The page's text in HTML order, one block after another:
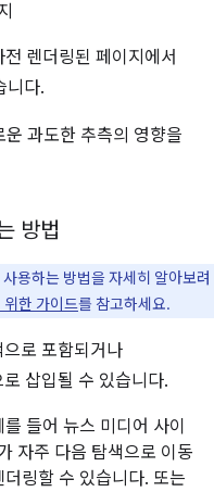
렌더링된 페이지에서
니다.
과도한 추측의 영향을
방법
용하는 방법을 자세히 알아보려
위한 가이드를 참고하세요.
로 포함되거나
삽입될 수 있습니다.
를 들어 뉴스 미디어 사이
자주 다음 탐색으로 이동
링할 수 있습니다. 또는